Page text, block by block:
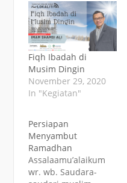
Fiqh Ibadah di
Musim Dingin
November 29, 2020
In "Kegiatan"
Persiapan
Menyambut
Ramadhan
Assalaamu’alaikum
wr. wb. Saudara-